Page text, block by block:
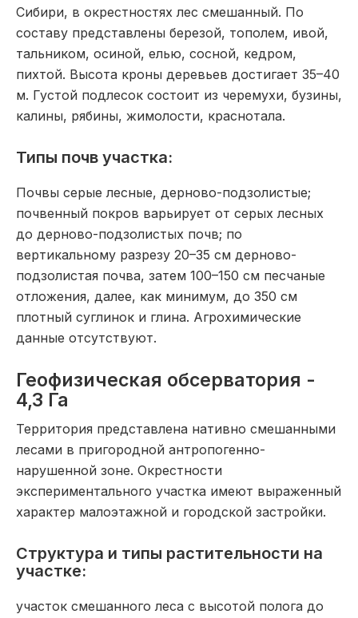
Сибири, в окрестностях лес смешанный. По
составу представлены березой, тополем, ивой,
тальником, осиной, елью, сосной, кедром,
пихтой. Высота кроны деревьев достигает 35–40
м. Густой подлесок состоит из черемухи, бузины,
калины, рябины, жимолости, краснотала.
Типы почв участка:
Почвы серые лесные, дерново-подзолистые;
почвенный покров варьирует от серых лесных
до дерново-подзолистых почв; по
вертикальному разрезу 20–35 см дерново-
подзолистая почва, затем 100–150 см песчаные
отложения, далее, как минимум, до 350 см
плотный суглинок и глина. Агрохимические
данные отсутствуют.
Геофизическая обсерватория -
4,3 Га
Территория представлена нативно смешанными
лесами в пригородной антропогенно-
нарушенной зоне. Окрестности
экспериментального участка имеют выраженный
характер малоэтажной и городской застройки.
Структура и типы растительности на
участке:
участок смешанного леса с высотой полога до